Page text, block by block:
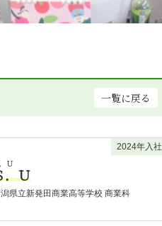
一覧に戻る
Ｕ
．Ｕ
県立新発田商業高等学校 商業科
2024年入社